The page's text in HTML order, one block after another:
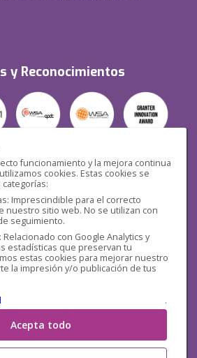
funcionamiento y la mejora continua
cookies. Estas cookies se
Imprescindible para el correcto
nuestro sitio web. No se utilizan con
seguimiento.
Relacionado con Google Analytics y
estadísticas que preservan tu
estas cookies para mejorar nuestro
la impresión y/o publicación de tus
.
Acepta todo
y Reconocimientos
Seguridad
sociales